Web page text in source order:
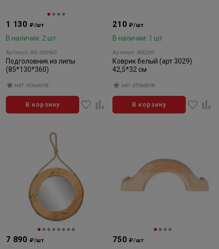
1 130 ₽/шт
В наличии: 2 шт
Артикул: AQ-330965
Подголовник из липы
(85*130*360)
нет отзывов
В корзину
210₽/шт
В наличии: 1 шт
Артикул: 000245
Коврик белый (арт 3029)
42,5*32 см
нет отзывов
В корзину
7 890 ₽/шт 750₽/шт